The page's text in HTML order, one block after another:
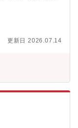
査法人との連携■金
業務の効率化・改善
デリジェンス及び
】■「勘定奉行」経
に提案できる風土
更新日 2026.07.14